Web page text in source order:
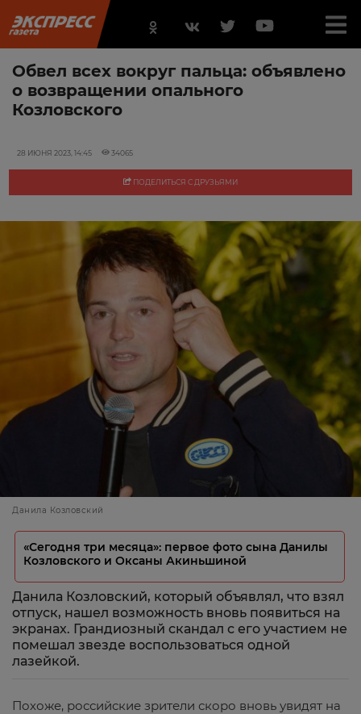
Обвел всех вокруг пальца: объявлено
о возвращении опального
Козловского
28 ИЮНЯ 2023, 14:45 34065
ПОДЕЛИТЬСЯ С ДРУЗЬЯМИ
Данила Козловский
«Сегодня три месяца»: первое фото сына Данилы
Козловского и Оксаны Акиньшиной
Данила Козловский, который объявлял, что взял
отпуск, нашел возможность вновь появиться на
экранах. Грандиозный скандал с его участием не
помешал звезде воспользоваться одной
лазейкой.
Похоже, российские зрители скоро вновь увидят на